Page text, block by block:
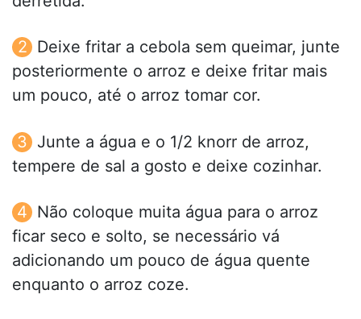
Deixe fritar a cebola sem queimar, junte
posteriormente o arroz e deixe fritar mais
um pouco, até o arroz tomar cor.
Junte a água e o 1/2 knorr de arroz,
tempere de sal a gosto e deixe cozinhar.
Não coloque muita água para o arroz
ficar seco e solto, se necessário vá
adicionando um pouco de água quente
enquanto o arroz coze.